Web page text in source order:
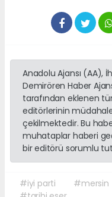
Anadolu Ajansı (AA),
Demirören Haber
tarafından eklenen
editörlerinin
çekilmektedir. Bu
muhataplar haberi
bir editörü sorumlu
#iyi parti #mersin